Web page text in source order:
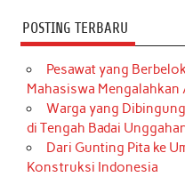
POSTING TERBARU
Pesawat yang
Mahasiswa Mengalahkan
Warga yang
di Tengah Badai
Dari Gunting Pita ke
Konstruksi Indonesia